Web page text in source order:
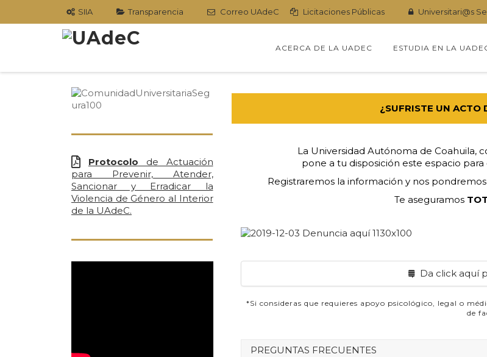
SIIA Transparencia Correo UAdeC Licitaciones Públicas Universitari@s
content
ACERCA DE LA UADEC ESTUDIA EN LA
Protocolo de Actuación
para Prevenir, Atender,
Sancionar y Erradicar la
Violencia de Género al Interior
de la UAdeC.
¿SUFRISTE UN ACTO
La Universidad Autónoma de Coahuila,
pone a tu disposición este espacio
Registraremos la información y nos
Te aseguramos
Da click aquí
*Si consideras que requieres apoyo psicológico, legal o
de
PREGUNTAS FRECUENTES